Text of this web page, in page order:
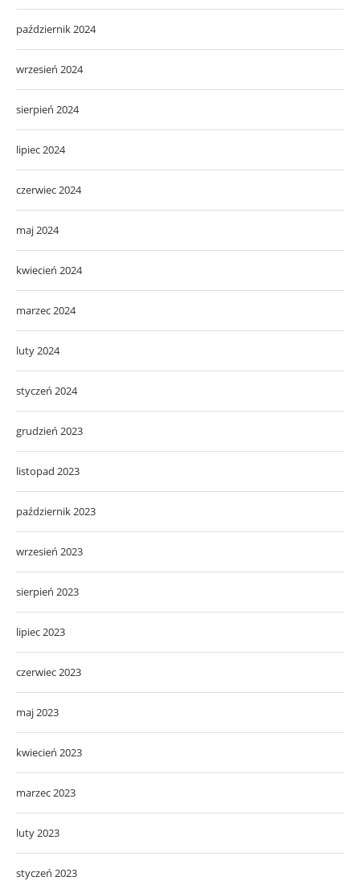
październik 2024
wrzesień 2024
sierpień 2024
lipiec 2024
czerwiec 2024
maj 2024
kwiecień 2024
marzec 2024
luty 2024
styczeń 2024
grudzień 2023
listopad 2023
październik 2023
wrzesień 2023
sierpień 2023
lipiec 2023
czerwiec 2023
maj 2023
kwiecień 2023
marzec 2023
luty 2023
styczeń 2023